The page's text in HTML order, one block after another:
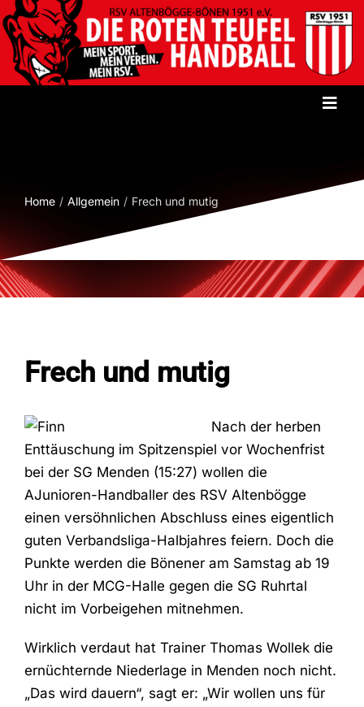
Zum
Inhalt
springen
Verein
Herren
Jugend
Fans
Trainingszeiten
Kontakt
Home Allgemein Frech und mutig
Frech und mutig
Nach der herben
Enttäuschung im Spitzenspiel vor Wochenfrist
bei der SG Menden (15:27) wollen die
AJunioren-Handballer des RSV Altenbögge
einen versöhnlichen Abschluss eines eigentlich
guten Verbandsliga-Halbjahres feiern. Doch die
Punkte werden die Bönener am Samstag ab 19
Uhr in der MCG-Halle gegen die SG Ruhrtal
nicht im Vorbeigehen mitnehmen.
Wirklich verdaut hat Trainer Thomas Wollek die
ernüchternde Niederlage in Menden noch nicht.
„Das wird dauern“, sagt er: „Wir wollen uns für